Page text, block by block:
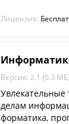
eless....
Лицензия:
Версия: 2.1 (6.3 МБ)
делам
форматика,